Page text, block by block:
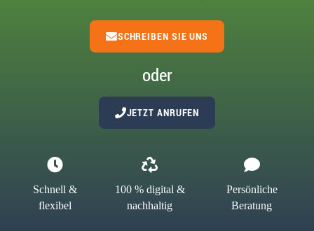
SCHREIBEN SIE UNS
oder
JETZT ANRUFEN
Schnell &
flexibel
100 % digital &
nachhaltig
Persönliche
Beratung